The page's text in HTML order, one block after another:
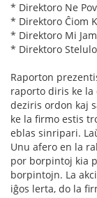
* Direktoro Ne
* Direktoro Ĉiom
* Direktoro Mi
* Direktoro
Raporton
raporto diris ke la
deziris ordon kaj
ke la firmo estis
eblas sinripari.
Unu afero en la
por borpintoj kia
borpintojn. La
iĝos lerta, do la